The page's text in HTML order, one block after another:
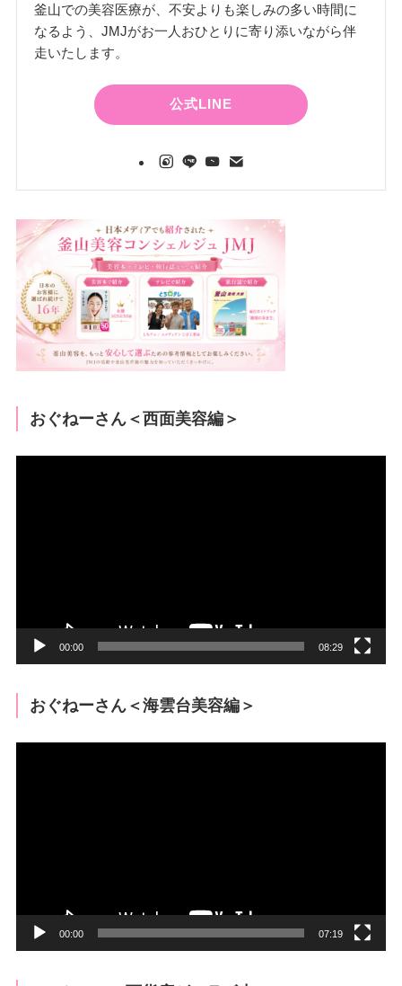
釜山での美容医療が、不安よりも楽しみの多い時間に
なるよう、JMJがお一人おひとりに寄り添いながら伴
走いたします。
公式LINE
おぐねーさん＜西面美容編＞
00:00 08:29
おぐねーさん＜海雲台美容編＞
00:00 07:19